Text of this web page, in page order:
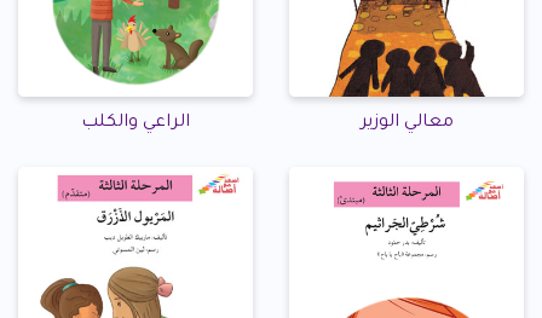
معالي الوزير الراعي والكلب